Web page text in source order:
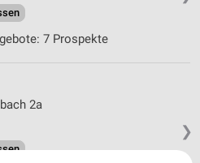
7 Prospekte
❯
2a